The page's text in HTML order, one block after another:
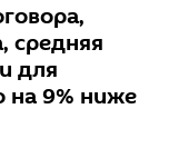
средняя
для
на 9% ниже